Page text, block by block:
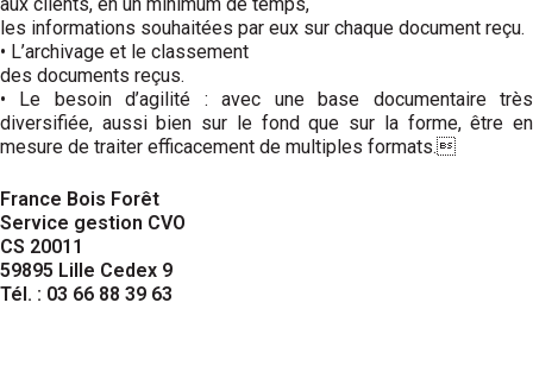
les informations souhaitées par eux sur chaque document reçu.
• L’archivage et le classement
des documents reçus.
• Le besoin d’agilité : avec une base documentaire très
diversifiée, aussi bien sur le fond que sur la forme, être en
mesure de traiter efficacement de multiples formats.
France Bois Forêt
Service gestion CVO
CS 20011
59895 Lille Cedex 9
Tél. : 03 66 88 39 63